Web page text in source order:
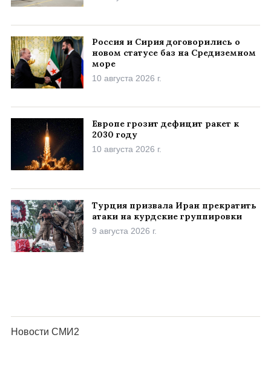
Россия и Сирия договорились о
новом статусе баз на Средиземном
море
10 августа 2026 г.
Европе грозит дефицит ракет к
2030 году
10 августа 2026 г.
Турция призвала Иран прекратить
атаки на курдские группировки
9 августа 2026 г.